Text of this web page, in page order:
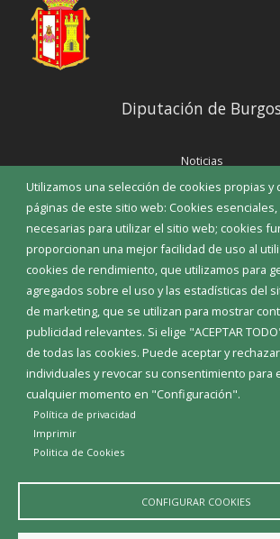
Utilizamos una selección de cookies propias y
páginas de este sitio web: Cookies
necesarias para utilizar el sitio web; cookies
proporcionan una mejor facilidad de uso al
cookies de rendimiento, que utilizamos para
agregados sobre el uso y las estadísticas del
de marketing, que se utilizan para mostrar
publicidad relevantes. Si elige "ACEPTAR
de todas las cookies. Puede aceptar y
individuales y revocar su consentimiento para
cualquier momento en "Configuración".
Política de privacidad
Imprimir
Politica de Cookies
CONFIGURAR COOKIES
Diputación de Burgos
Noticias
Eventos
Corporación Municipal
Teléfonos de interés
INICIAR SESIÓN
MAPA WEB